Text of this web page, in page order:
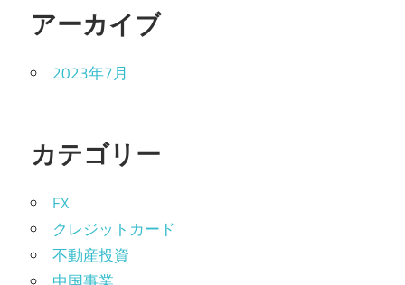
アーカイブ
2023年7月
カテゴリー
FX
クレジットカード
不動産投資